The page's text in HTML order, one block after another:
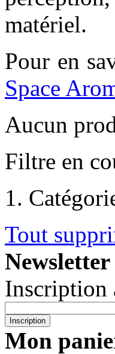
matériel.
Pour en
Space
Aucun
Filtre en
Tout
Newsletter
Inscription
Inscription
Mon